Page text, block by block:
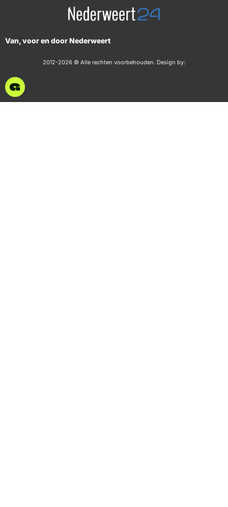
Van, voor en door Nederweert
2012-2026 © Alle rechten voorbehouden. Design by: